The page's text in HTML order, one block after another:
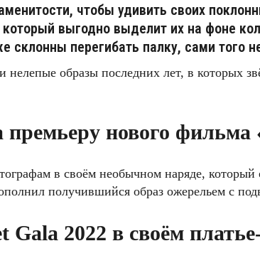
чтобы удивить своих
выгодно выделит их на фоне
перегибать палку, сами того
образы последних лет, в которых
нового фильма
в своём необычном наряде,
получившийся образ ожерельем с
2022 в своём